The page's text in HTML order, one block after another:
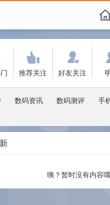
'
推荐关注
:
好友关注
数码资讯 数码测评
手
咦？暂时没有内容